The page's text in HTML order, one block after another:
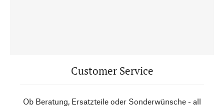
Customer Service
Ob Beratung, Ersatzteile oder Sonderwünsche - all